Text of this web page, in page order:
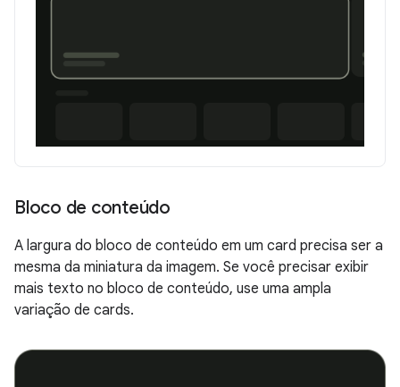
Bloco de conteúdo
A largura do bloco de conteúdo em um card precisa ser a
mesma da miniatura da imagem. Se você precisar exibir
mais texto no bloco de conteúdo, use uma ampla
variação de cards.